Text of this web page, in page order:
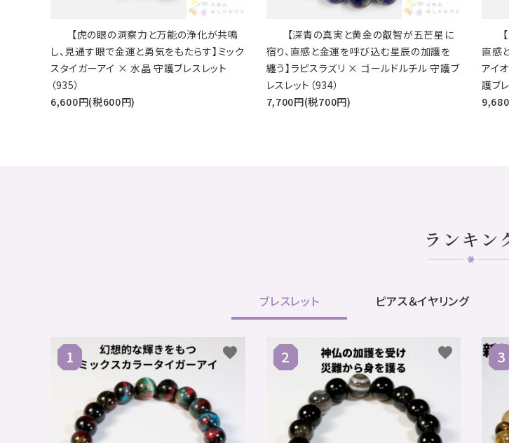
【虎の眼の洞察力と万能の浄化が共鳴
し、見通す眼で金運と勇気をもたらす】ミック
スタイガーアイ × 水晶 守護ブレスレット
（935）
6,600円(税600円)
【深青の真実と黄金の叡智が五芒星に
宿り、直感と金運を呼び込む星辰の加護を
纏う】ラピスラズリ × ゴールドルチル 守護ブ
レスレット（934）
7,700円(税700円)
直感
アイ
護ブ
ランキン
ブレスレット ピアス＆イヤリング
favorite favorite